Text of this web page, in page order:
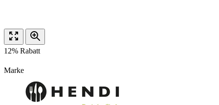
12% Rabatt
Marke